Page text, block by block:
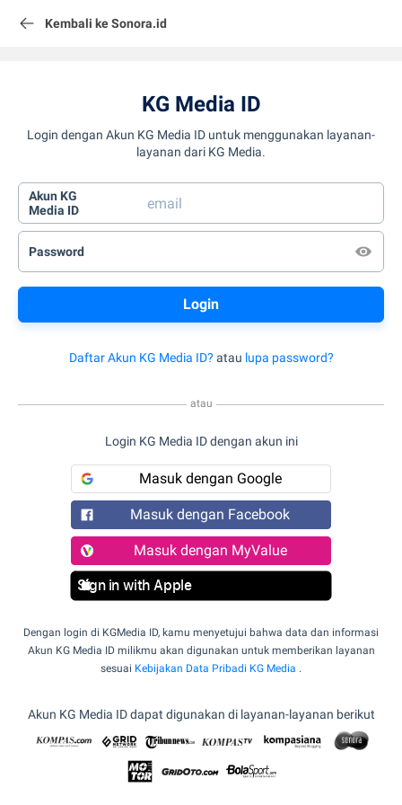
Kembali ke Sonora.id
KG Media ID
Login dengan Akun KG Media ID untuk menggunakan layanan-
layanan dari KG Media.
Akun KG
Media ID
Password
Daftar Akun KG Media ID? atau lupa password?
atau
Login KG Media ID dengan akun ini
Masuk dengan Google
Masuk dengan Facebook
Masuk dengan MyValue
Sign in with Apple
Dengan login di KGMedia ID, kamu menyetujui bahwa data dan informasi
Akun KG Media ID milikmu akan digunakan untuk memberikan layanan
sesuai Kebijakan Data Pribadi KG Media .
Akun KG Media ID dapat digunakan di layanan-layanan berikut